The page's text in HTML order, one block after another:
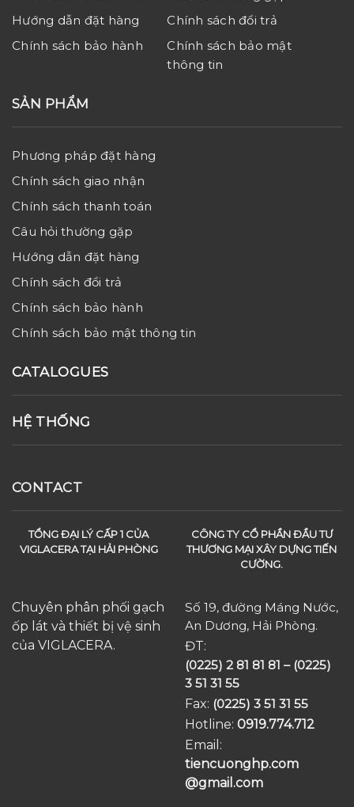
Hướng dẫn đặt hàng
Chính sách đổi trả
Chính sách bảo hành
Chính sách bảo mật
thông tin
SẢN PHẨM
Phương pháp đặt hàng
Chính sách giao nhận
Chính sách thanh toán
Câu hỏi thường gặp
Hướng dẫn đặt hàng
Chính sách đổi trả
Chính sách bảo hành
Chính sách bảo mật thông tin
CATALOGUES
HỆ THỐNG
CONTACT
TỔNG ĐẠI LÝ CẤP 1 CỦA
VIGLACERA TẠI HẢI PHÒNG
Chuyên phân phối gạch
ốp lát và thiết bị vệ sinh
của VIGLACERA.
CÔNG TY CỔ PHẦN ĐẦU TƯ
THƯƠNG MẠI XÂY DỰNG TIẾN
CƯỜNG.
Số 19, đường Máng Nước,
An Dương, Hải Phòng.
ĐT:
(0225) 2 81 81 81 – (0225)
3 51 31 55
Fax: (0225) 3 51 31 55
Hotline: 0919.774.712​
Email:
tiencuonghp.com
@gmail.com